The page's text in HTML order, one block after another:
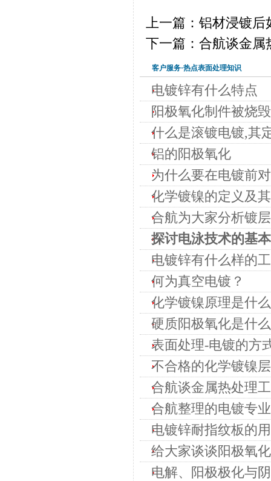
上一篇：铝材浸镀
下一篇：合航谈金属
客户服务·热点表面处理知识
电镀锌有什么特点
阳极氧化制件被烧
什么是滚镀电镀,其
铝的阳极氧化
为什么要在电镀前
化学镀镍的定义及
合航为大家分析镀
探讨电泳技术的基
电镀锌有什么样的
何为真空电镀？
化学镀镍原理是什
硬质阳极氧化是什
表面处理-电镀的方
不合格的化学镀镍
合航谈金属热处理
合航整理的电镀专
电镀锌耐指纹板的
给大家谈谈阳极氧
电解、阳极极化与